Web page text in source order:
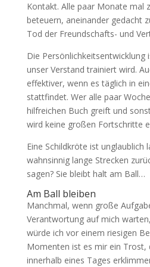
Kontakt. Alle paar Monate mal
beteuern, aneinander gedacht
Tod der Freundschafts- und
Die Persönlichkeitsentwicklung
unser Verstand trainiert wird.
effektiver, wenn es täglich in
stattfindet. Wer alle paar
hilfreichen Buch greift und
wird keine großen Fortschritte
Eine Schildkröte ist unglaublich
wahnsinnig lange Strecken
sagen? Sie bleibt halt am Ball…
Am Ball bleiben
Manchmal, wenn große
Verantwortung auf mich
würde ich vor einem riesigen
Momenten ist es mir ein Trost,
innerhalb eines Tages